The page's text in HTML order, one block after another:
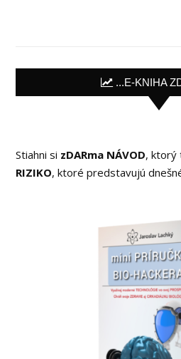
...E-KNIHA
Stiahni si zDARma NÁVOD, ktorý
RIZIKO, ktoré predstavujú